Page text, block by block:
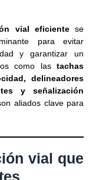
vial eficiente se
para evitar
y garantizar un
como lastachas
delineadores
y señalización
aliados clave para
vial que